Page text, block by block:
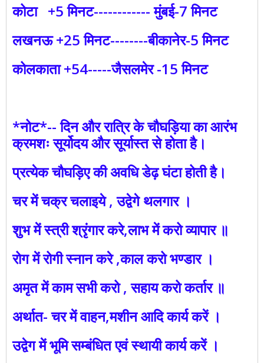
कोटा +5 मिनट------------ मुंबई-7 मिनट
लखनऊ +25 मिनट--------बीकानेर-5 मिनट
कोलकाता +54-----जैसलमेर -15 मिनट
*नोट*-- दिन और रात्रि के चौघड़िया का आरंभ
क्रमशः सूर्योदय और सूर्यास्त से होता है।
प्रत्येक चौघड़िए की अवधि डेढ़ घंटा होती है।
चर में चक्र चलाइये , उद्वेगे थलगार ।
शुभ में स्त्री श्रृंगार करे,लाभ में करो व्यापार ॥
रोग में रोगी स्नान करे ,काल करो भण्डार ।
अमृत में काम सभी करो , सहाय करो कर्तार ॥
अर्थात- चर में वाहन,मशीन आदि कार्य करें ।
उद्वेग में भूमि सम्बंधित एवं स्थायी कार्य करें ।